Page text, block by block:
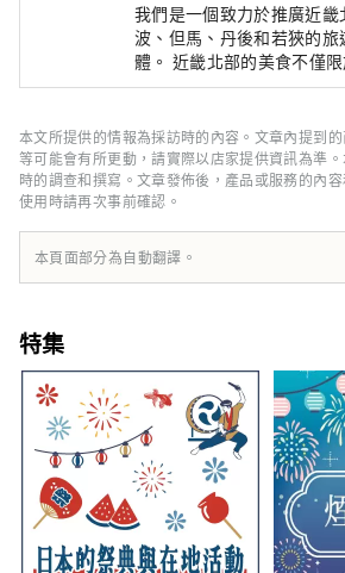
我們是一個致力於推廣近
波、但馬、丹後和若狹的
體。 近畿北部的美食不僅
——螃蟹，還包括牡蠣、鰤
巴栗子、丹巴黑豆，夏季
此，這裡一年四季都能品
夠分享一些訊息，讓人們
畿北部地區，並享受火車旅
非常高興。
本文所提供的情報為採訪時的內容。文章內提到
等可能會有所更動，請實際以店家提供資訊為準
時的調查和撰寫。文章發佈後，產品或服務的內
使用時請再次事前確認。
本頁面部分為自動翻譯。
特集